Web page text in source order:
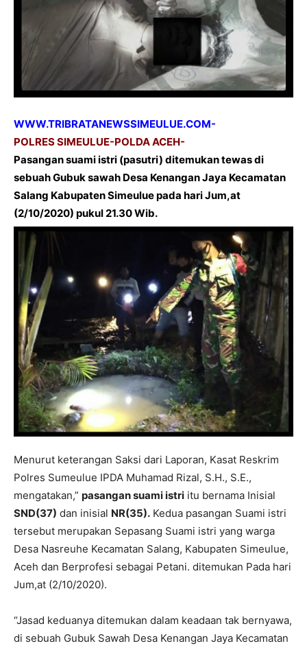
WWW.TRIBRATANEWSSIMEULUE.COM-
POLRES SIMEULUE-POLDA ACEH-
Pasangan suami istri (pasutri) ditemukan tewas di
sebuah Gubuk sawah Desa Kenangan Jaya Kecamatan
Salang Kabupaten Simeulue pada hari Jum,at
(2/10/2020) pukul 21.30 Wib.
Menurut keterangan Saksi dari Laporan, Kasat Reskrim
Polres Sumeulue IPDA Muhamad Rizal, S.H., S.E.,
mengatakan,” pasangan suami istri itu bernama Inisial
SND(37) dan inisial NR(35). Kedua pasangan Suami istri
tersebut merupakan Sepasang Suami istri yang warga
Desa Nasreuhe Kecamatan Salang, Kabupaten Simeulue,
Aceh dan Berprofesi sebagai Petani. ditemukan Pada hari
Jum,at (2/10/2020).
“Jasad keduanya ditemukan dalam keadaan tak bernyawa,
di sebuah Gubuk Sawah Desa Kenangan Jaya Kecamatan